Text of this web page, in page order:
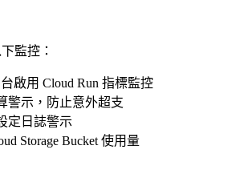
監控：
啟用 Cloud Run 指標監控
警示，防止意外超支
定日誌警示
Storage Bucket 使用量